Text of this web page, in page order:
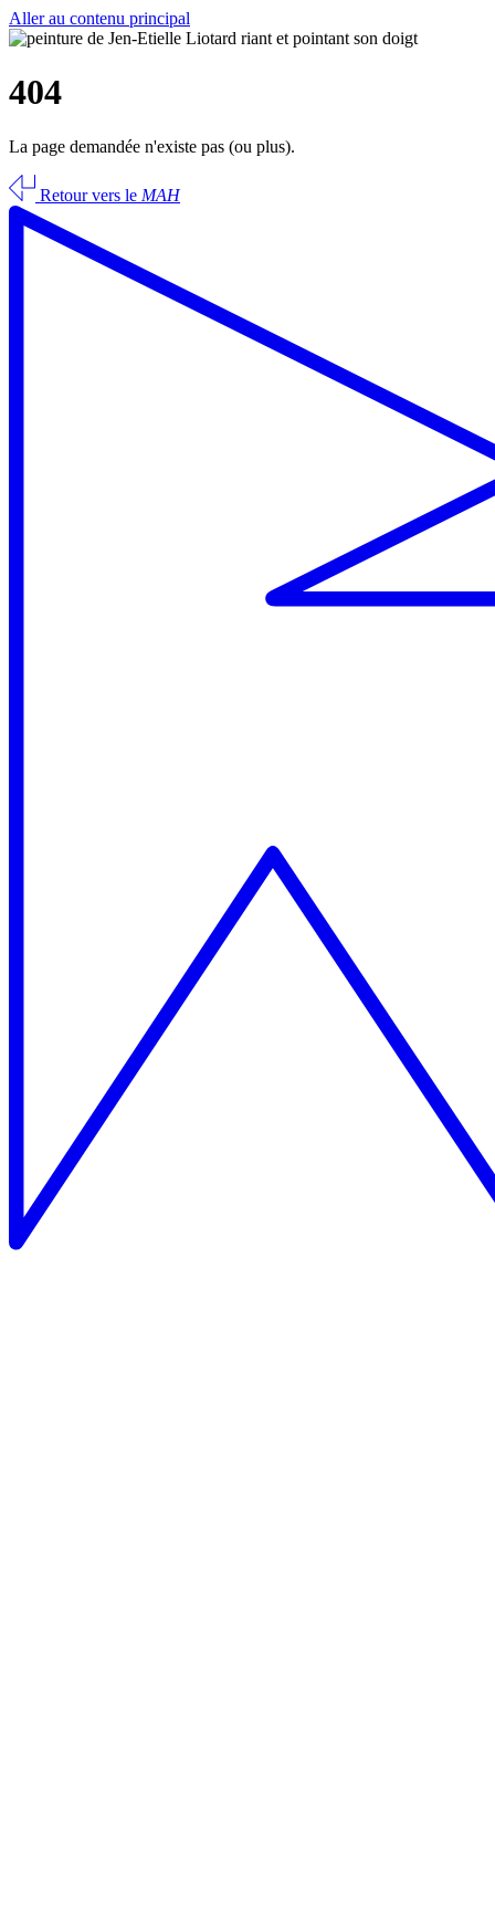
Aller au contenu principal
404
La page demandée n'existe pas (ou plus).
Retour vers le MAH